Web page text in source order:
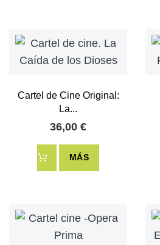
Cartel de Cine Original:
La...
36,00 €
MÁS